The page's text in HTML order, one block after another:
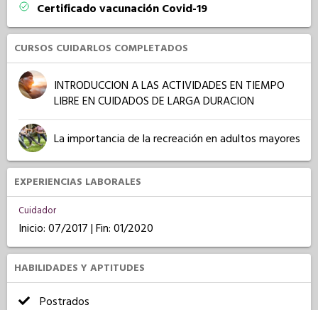
Certificado vacunación Covid-19
CURSOS CUIDARLOS COMPLETADOS
INTRODUCCION A LAS ACTIVIDADES EN TIEMPO
LIBRE EN CUIDADOS DE LARGA DURACION
La importancia de la recreación en adultos mayores
EXPERIENCIAS LABORALES
Cuidador
Inicio: 07/2017 | Fin: 01/2020
HABILIDADES Y APTITUDES
Postrados